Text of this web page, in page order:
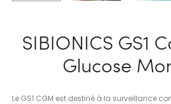
SIBIONICS GS1
Glucose
Le GS1 CGM est destiné à la surveillance